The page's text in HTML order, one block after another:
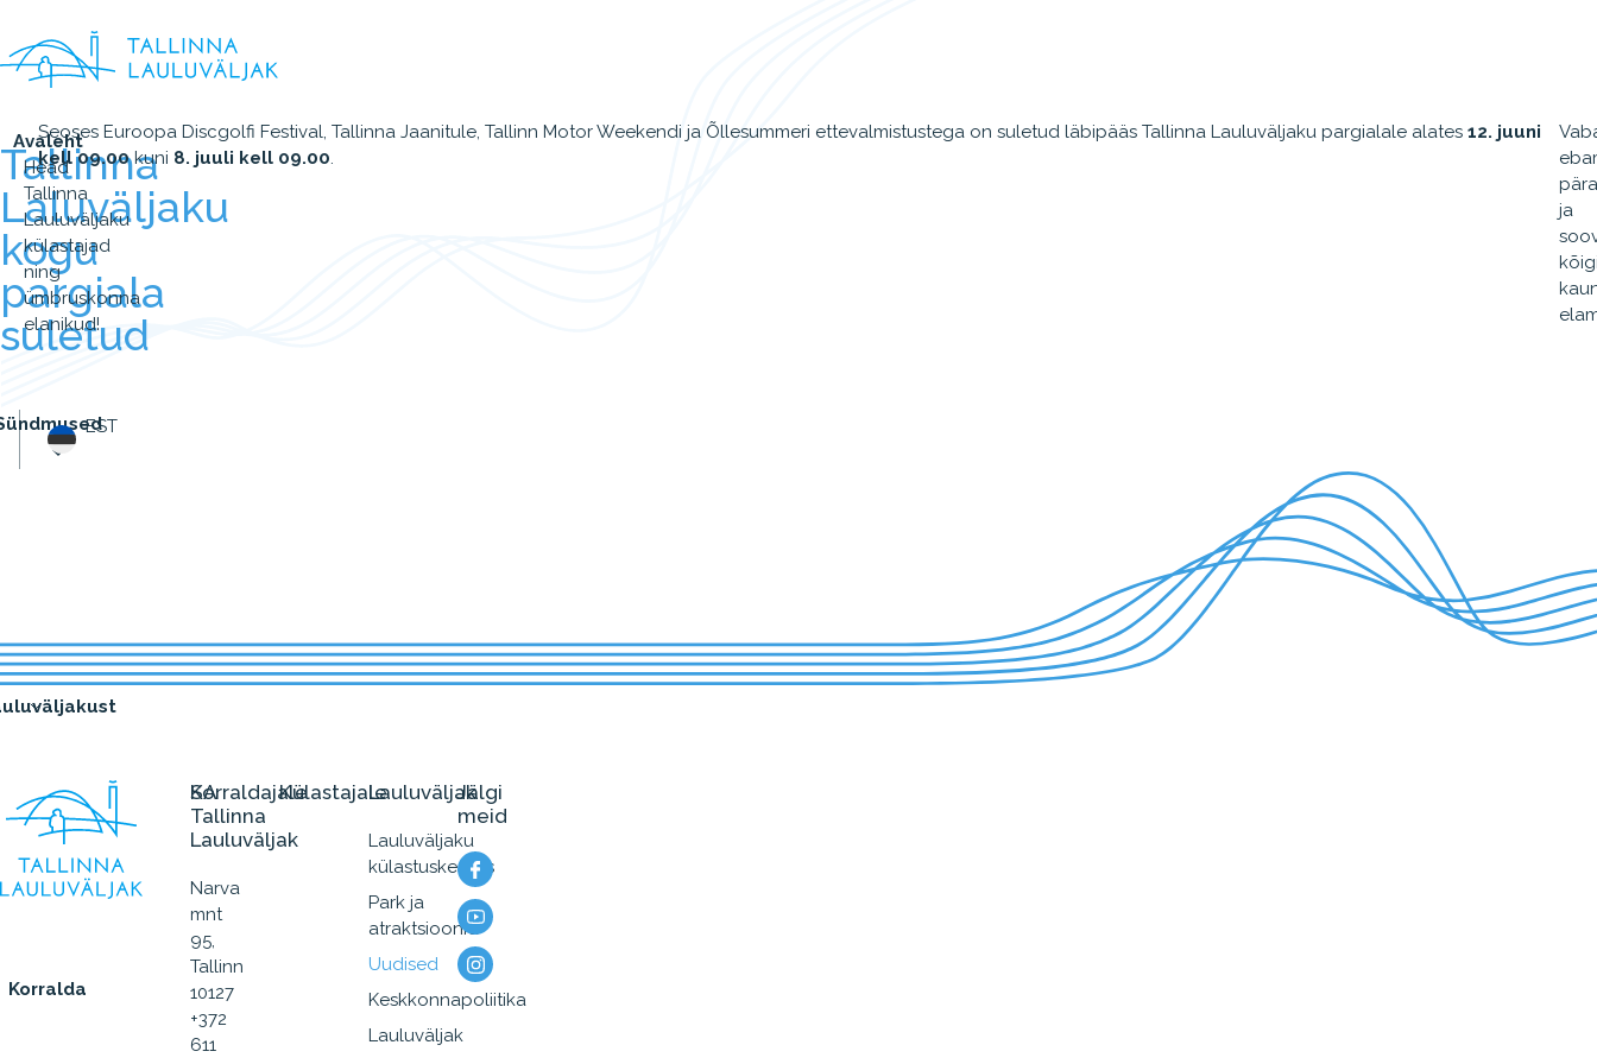
Avaleht
Korralda
EST
Tallinna
Laluväljaku
kogu
pargiala
suletud
Head
Tallinna
Lauluväljaku
külastajad
ning
ümbruskonna
elanikud!
Seoses Euroopa Discgolfi Festival, Tallinna Jaanitule, Tallinn Motor Weekendi ja Õllesummeri ettevalmistustega on suletud läbipääs Tallinna Lauluväljaku pargialale alates 12. juuni
kell 09.00kuni 8. juuli kell 09.00.
ja
SA
Tallinna
Lauluväljak
Narva
mnt
95,
Tallinn
10127
+372
611
KorraldajaleKülastajaleLauluväljak
Lauluväljaku
külastuskeskus
Park ja
atraktsioonid
Uudised
Keskkonnapoliitika
Lauluväljak
Jälgi
meid